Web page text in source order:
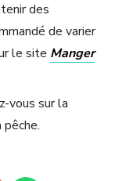
des
de varier
le site Manger
vous sur la